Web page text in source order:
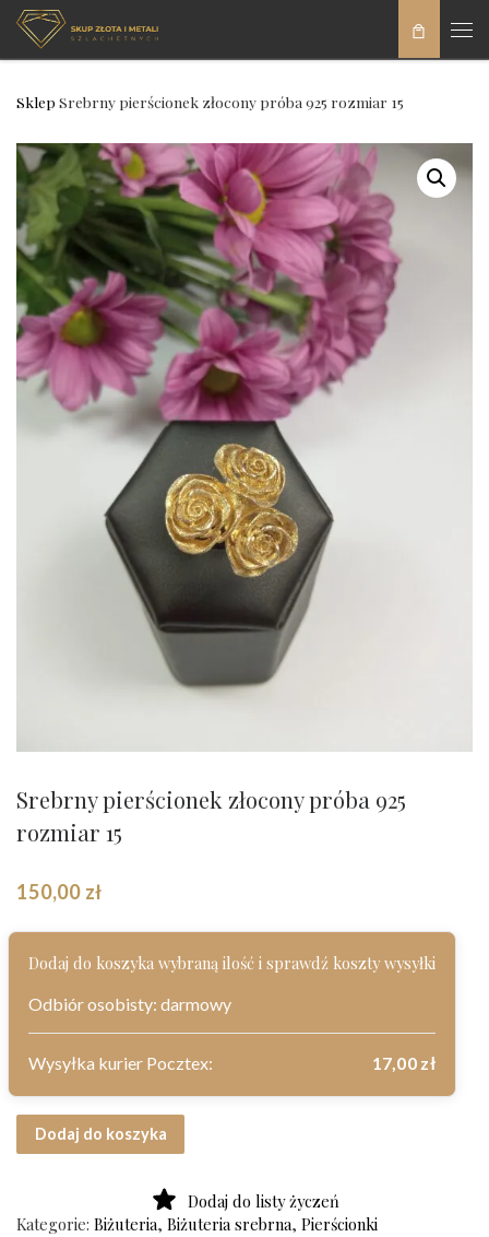
Skip to content
Sklep Srebrny pierścionek złocony próba 925 rozmiar 15
Srebrny pierścionek złocony próba 925
rozmiar 15
150,00 zł
Dodaj do koszyka wybraną ilość i sprawdź koszty wysyłki
Odbiór osobisty: darmowy
Wysyłka kurier Pocztex: 17,00 zł
Dodaj do koszyka
Dodaj do listy życzeń
Kategorie: Biżuteria, Biżuteria srebrna, Pierścionki